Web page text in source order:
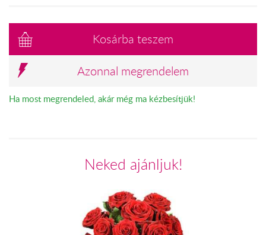
Kosárba teszem
Azonnal megrendelem
Ha most megrendeled, akár még ma kézbesítjük!
Neked ajánljuk!